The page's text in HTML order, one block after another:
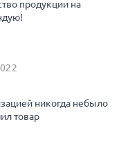
продукции на
никогда небыло
товар